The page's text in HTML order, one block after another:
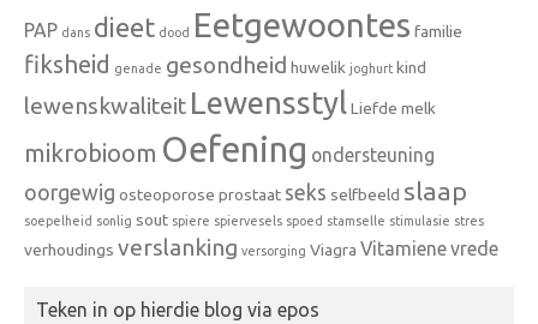
PAP dans dieet dood Eetgewoontes familie
fiksheid genade gesondheid huwelik joghurt kind
lewenskwaliteit LewensstylLiefde melk
mikrobioom Oefening ondersteuning
oorgewig osteoporose prostaat seks selfbeeld slaap
soepelheid sonlig sout spiere spiervesels spoed stamselle stimulasie stres
verhoudings verslanking versorging Viagra Vitamienevrede
Teken in op hierdie blog via epos